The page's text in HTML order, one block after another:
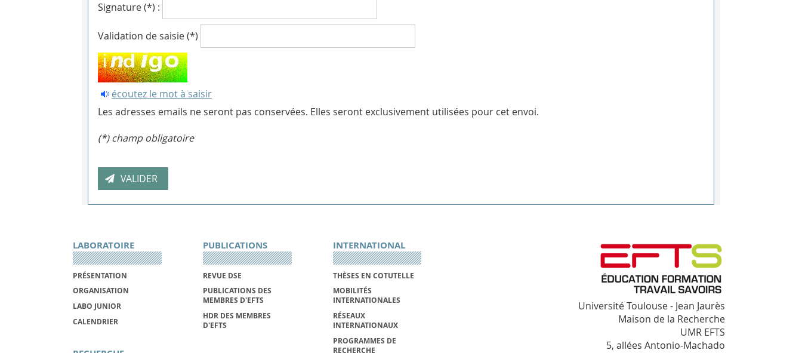
Signature (*) :
Validation de saisie (*)
écoutez le mot à saisir
Les adresses emails ne seront pas conservées. Elles seront exclusivement utilisées pour cet envoi.
(*) champ obligatoire
LABORATOIRE
PRÉSENTATION
ORGANISATION
LABO JUNIOR
CALENDRIER
PUBLICATIONS
REVUE DSE
PUBLICATIONS DES
MEMBRES D'EFTS
HDR DES MEMBRES
D'EFTS
INTERNATIONAL
THÈSES EN COTUTELLE
MOBILITÉS
INTERNATIONALES
RÉSEAUX
INTERNATIONAUX
PROGRAMMES DE
RECHERCHE
Université Toulouse - Jean Jaurès
Maison de la Recherche
UMR EFTS
5, allées Antonio-Machado